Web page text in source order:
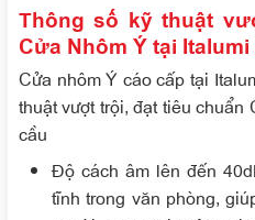
Thông số kỹ thuật
Cửa Nhôm Ý tại Italumi
Cửa nhôm Ý cáo cấp tại
thuật vượt trội, đạt tiêu chuẩn
cầu
Độ cách âm lên đến
tĩnh trong văn phòng,